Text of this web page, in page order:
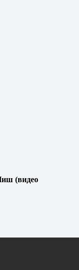
(видео